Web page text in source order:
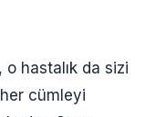
o hastalık da sizi
cümleyi